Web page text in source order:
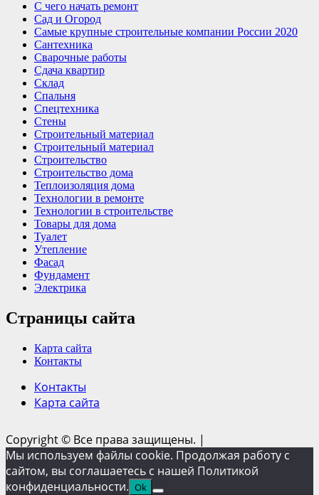
С чего начать ремонт
Сад и Огород
Самые крупные строительные компании России 2020
Сантехника
Сварочные работы
Сдача квартир
Склад
Спальня
Спецтехника
Стены
Строительный материал
Строительный материал
Строительство
Строительство дома
Теплоизоляция дома
Технологии в ремонте
Технологии в строительстве
Товары для дома
Туалет
Утепление
Фасад
Фундамент
Электрика
Страницы сайта
Карта сайта
Контакты
Контакты
Карта сайта
Copyright © Все права защищены. |
Мы используем файлы cookie. Продолжая работу с
сайтом, вы соглашаетесь с нашей Политикой
конфиденциальности. Ok